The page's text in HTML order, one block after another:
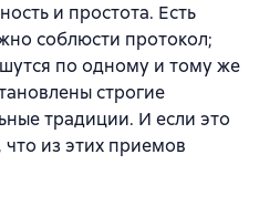
и простота. Есть
соблюсти протокол;
по одному и тому же
строгие
традиции. И если это
из этих приемов